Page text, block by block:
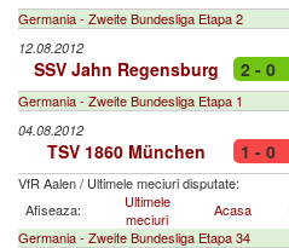
Germania - Zweite Bundesliga Etapa 2
12.08.2012
SSV Jahn Regensburg 2 - 0
Germania - Zweite Bundesliga Etapa 1
04.08.2012
TSV 1860 München 1 - 0
VfR Aalen/ Ultimele meciuri disputate:
Afiseaza:
Ultimele
meciuri
Acasa
Germania - Zweite Bundesliga Etapa 34